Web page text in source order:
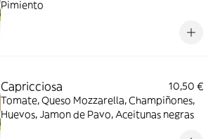
Pimiento
Capricciosa
10,50 €
Tomate, Queso Mozzarella, Champiñones,
Huevos, Jamon de Pavo, Aceitunas negras